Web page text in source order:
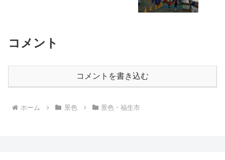
コメント
コメントを書き込む
ホーム 景色 景色・福生市